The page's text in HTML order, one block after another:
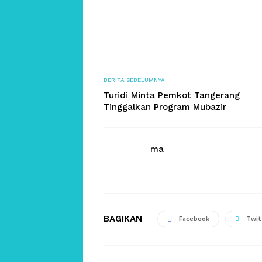
BERITA SEBELUMNYA
Turidi Minta Pemkot Tangerang
Tinggalkan Program Mubazir
ma
BAGIKAN Facebook